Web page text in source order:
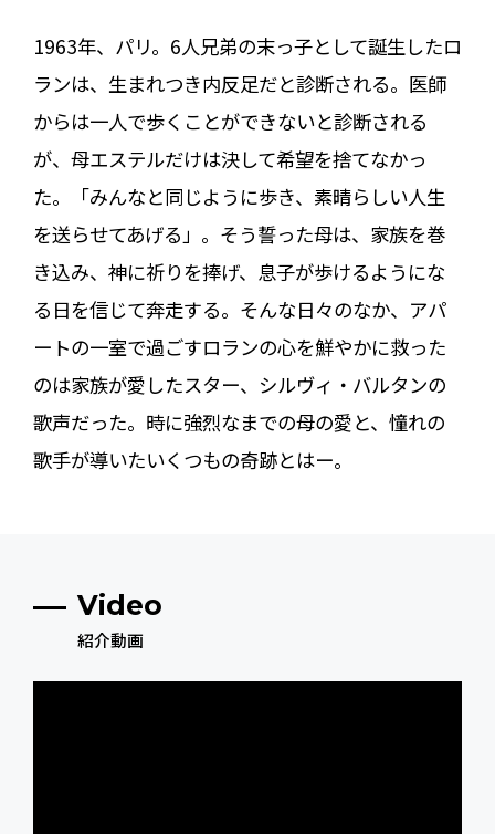
1963年、パリ。6人兄弟の末っ子として誕生したロ
ランは、生まれつき内反足だと診断される。医師
からは一人で歩くことができないと診断される
が、母エステルだけは決して希望を捨てなかっ
た。「みんなと同じように歩き、素晴らしい人生
を送らせてあげる」――。そう誓った母は、家族を巻
き込み、神に祈りを捧げ、息子が歩けるようにな
る日を信じて奔走する。そんな日々のなか、アパ
ートの一室で過ごすロランの心を鮮やかに救った
のは家族が愛したスター、シルヴィ・バルタンの
歌声だった。時に強烈なまでの母の愛と、憧れの
歌手が導いたいくつもの奇跡とはー。
Video
紹介動画